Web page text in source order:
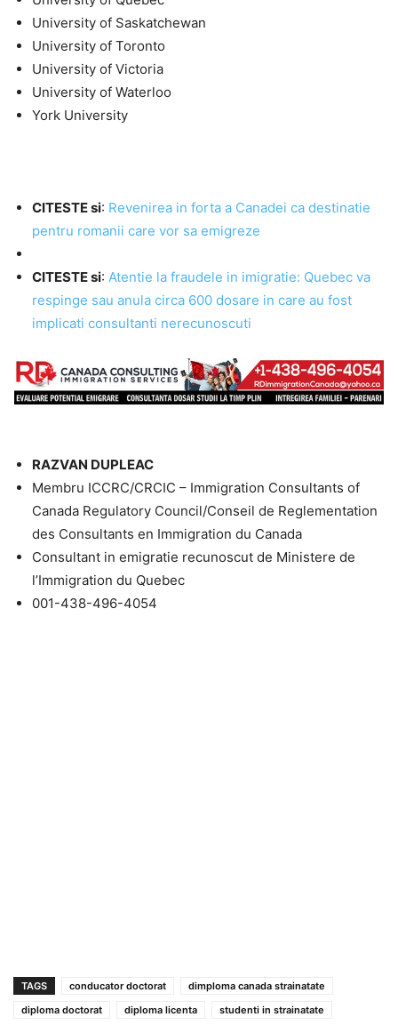
University of Saskatchewan
University of Toronto
University of Victoria
University of Waterloo
York University
CITESTE si: Revenirea in forta a Canadei ca destinatie
pentru romanii care vor sa emigreze
CITESTE si: Atentie la fraudele in imigratie: Quebec va
respinge sau anula circa 600 dosare in care au fost
implicati consultanti nerecunoscuti
RAZVAN DUPLEAC
Membru ICCRC/CRCIC – Immigration Consultants of
Canada Regulatory Council/Conseil de Reglementation
des Consultants en Immigration du Canada
Consultant in emigratie recunoscut de Ministere de
l’Immigration du Quebec
001-438-496-4054
TAGS conducator doctorat
dimploma canada strainatate
diploma doctorat
diploma licenta
studenti in strainatate